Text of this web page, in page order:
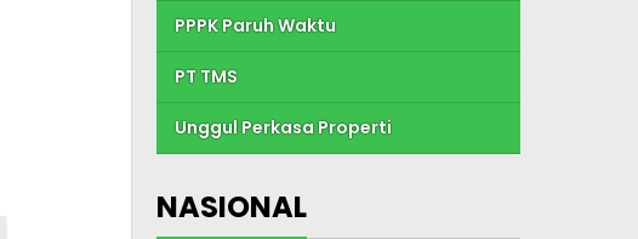
PPPK Paruh Waktu
PT TMS
Unggul Perkasa Properti
NASIONAL